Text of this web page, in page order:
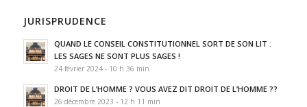
JURISPRUDENCE
QUAND LE CONSEIL CONSTITUTIONNEL SORT DE SON LIT :
LES SAGES NE SONT PLUS SAGES !
24 février 2024 - 10 h 36 min
DROIT DE L’HOMME ? VOUS AVEZ DIT DROIT DE L’HOMME ??
26 décembre 2023 - 12 h 11 min